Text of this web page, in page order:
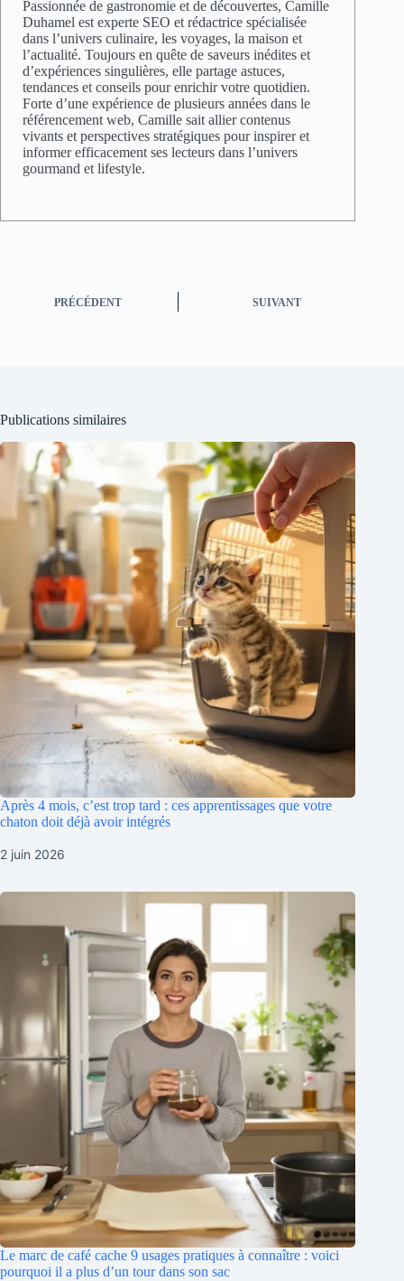
Passionnée de gastronomie et de découvertes, Camille
Duhamel est experte SEO et rédactrice spécialisée
dans l’univers culinaire, les voyages, la maison et
l’actualité. Toujours en quête de saveurs inédites et
d’expériences singulières, elle partage astuces,
tendances et conseils pour enrichir votre quotidien.
Forte d’une expérience de plusieurs années dans le
référencement web, Camille sait allier contenus
vivants et perspectives stratégiques pour inspirer et
informer efficacement ses lecteurs dans l’univers
gourmand et lifestyle.
PRÉCÉDENT SUIVANT
Publications similaires
Après 4 mois, c’est trop tard : ces apprentissages que votre
chaton doit déjà avoir intégrés
2 juin 2026
Le marc de café cache 9 usages pratiques à connaître : voici
pourquoi il a plus d’un tour dans son sac